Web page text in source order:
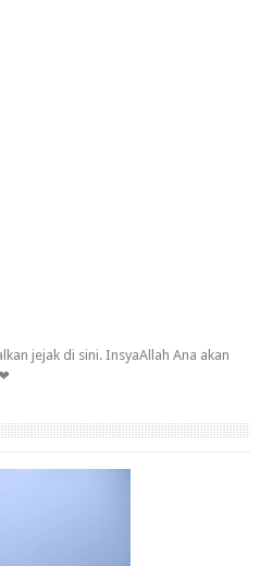
jejak di sini. InsyaAllah Ana akan